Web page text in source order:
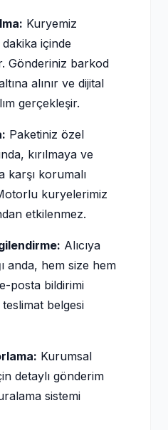
Kuryemiz
içinde
Gönderiniz barkod
alınır ve dijital
gerçekleşir.
Paketiniz özel
kırılmaya ve
karşı korumalı
kuryelerimiz
etkilenmez.
Alıcıya
anda, hem size hem
posta bildirimi
belgesi
Kurumsal
detaylı gönderim
sistemi